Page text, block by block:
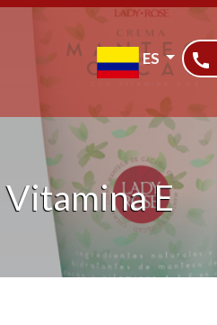
ES
Vitamina E